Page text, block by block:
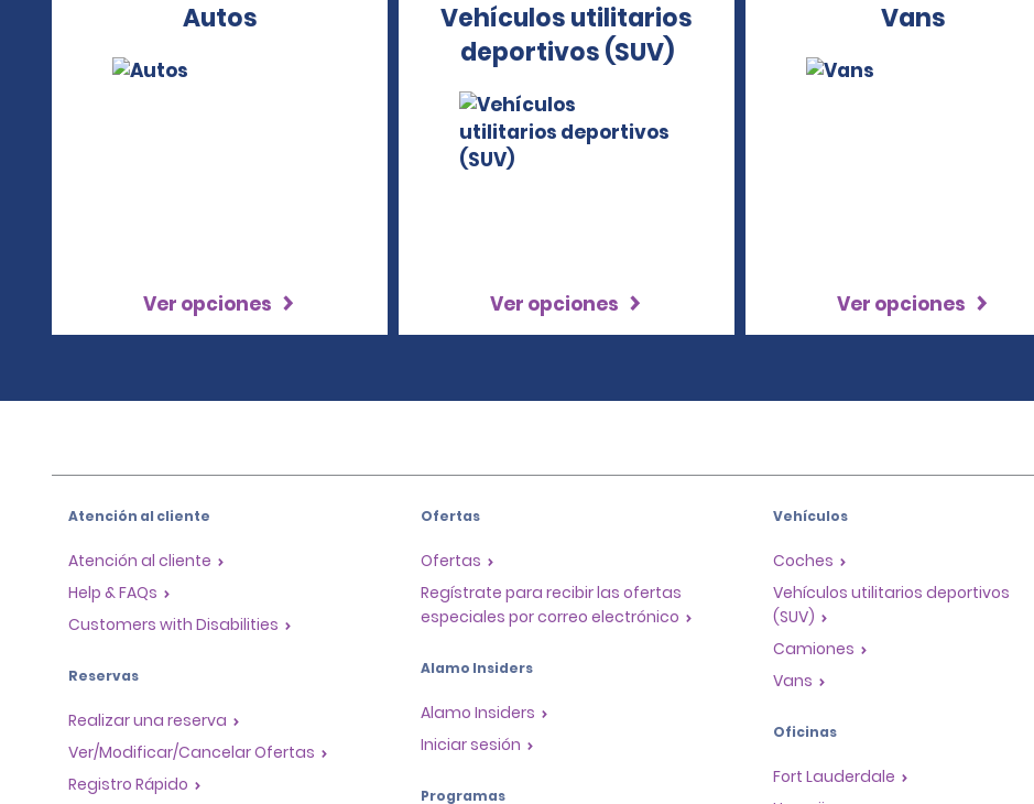
Autos
Ver opciones
Vehículos utilitarios
deportivos (SUV)
Ver opciones
Vans
Ver opciones
Atención al cliente
Atención al cliente
Help & FAQs
Customers with Disabilities
Reservas
Realizar una reserva
Ver/Modificar/Cancelar Ofertas
Registro Rápido
Ofertas
Ofertas
Regístrate para recibir las ofertas
especiales por correo electrónico
Alamo Insiders
Alamo Insiders
Iniciar sesión
Programas
Vehículos
Coches
Vehículos utilitarios deportivos
(SUV)
Camiones
Vans
Oficinas
Fort Lauderdale